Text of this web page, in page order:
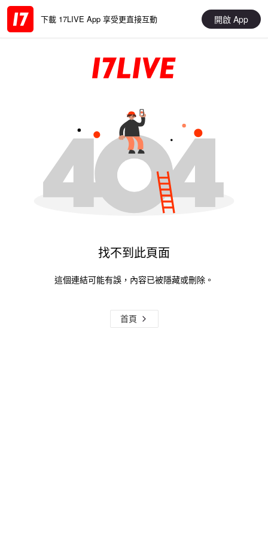
下載 17LIVE App 享受更直接互動 開啟 App
找不到此頁面
這個連結可能有誤，內容已被隱藏或刪除。
首頁